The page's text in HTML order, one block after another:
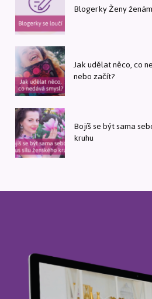
Blogerky Ženy
Jak udělat něco, co
nebo začít?
Bojíš se být sama
kruhu